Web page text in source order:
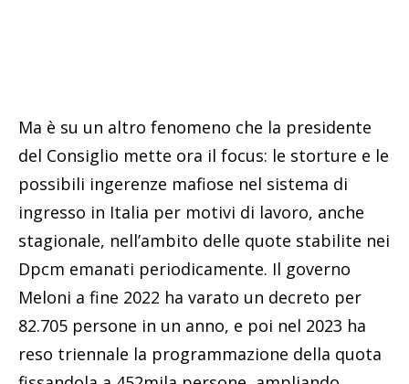
Ma è su un altro fenomeno che la presidente
del Consiglio mette ora il focus: le storture e le
possibili ingerenze mafiose nel sistema di
ingresso in Italia per motivi di lavoro, anche
stagionale, nell’ambito delle quote stabilite nei
Dpcm emanati periodicamente. Il governo
Meloni a fine 2022 ha varato un decreto per
82.705 persone in un anno, e poi nel 2023 ha
reso triennale la programmazione della quota